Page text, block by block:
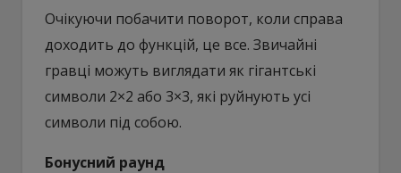
Очікуючи побачити поворот, коли справа
доходить до функцій, це все. Звичайні
гравці можуть виглядати як гігантські
символи 2×2 або 3×3, які руйнують усі
символи під собою.
Бонусний раунд